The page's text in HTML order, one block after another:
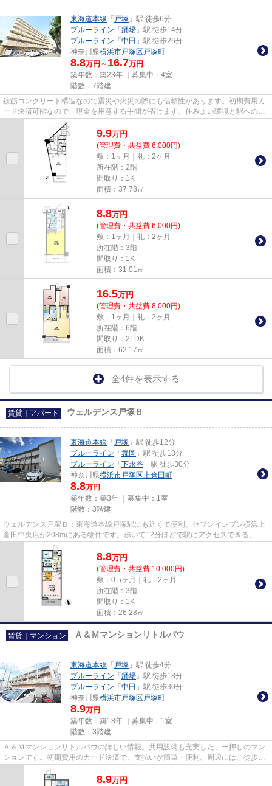
東海道本線 「 戸塚 」駅 徒歩6分
ブルーライン 「 踊場 」駅 徒歩14分
ブルーライン 「 中田 」駅 徒歩26分
神奈川県横浜市戸塚区 戸塚町
8.8万円～ 16.7万円
築年数：築23年 ｜募集中： 4室
階数：7階建
鉄筋コンクリート構造なので震災や火災の際にも信頼性があります。初期費用カ
ード決済可能なので、現金を用意する手間が省けます。住みよい環境と駅へのア
クセスの良さが魅力の徒歩6分...
9.9万円
(管理費・共益費 6,000円)
敷：1ヶ月｜礼：2ヶ月
所在階：2階
間取り：1K
面積：37.78㎡
8.8万円
(管理費・共益費 6,000円)
敷：1ヶ月｜礼：2ヶ月
所在階：3階
間取り：1K
面積：31.01㎡
16.5万円
(管理費・共益費 8,000円)
敷：1ヶ月｜礼：2ヶ月
所在階：6階
間取り：2LDK
面積：62.17㎡
全4件を表示する
賃貸｜アパート ウェルデンス戸塚Ｂ
東海道本線 「 戸塚 」駅 徒歩12分
ブルーライン 「 舞岡 」駅 徒歩18分
ブルーライン 「 下永谷 」駅 徒歩30分
神奈川県横浜市戸塚区上倉田町
8.8万円
築年数：築3年 ｜募集中： 1室
階数：3階建
ウェルデンス戸塚Ｂ：東海道本線戸塚駅にも近くて便利。セブンイレブン横浜上
倉田中央店が208mにある物件です。歩いて12分ほどで駅にアクセスできる、立
地の良さも魅力の物件です。こ...
8.8万円
(管理費・共益費 10,000円)
敷：0.5ヶ月｜礼：2ヶ月
所在階：3階
間取り：1K
面積：26.28㎡
賃貸｜マンション Ａ＆Ｍマンションリトルパウ
東海道本線 「 戸塚 」駅 徒歩4分
ブルーライン 「 踊場 」駅 徒歩18分
ブルーライン 「 中田 」駅 徒歩30分
神奈川県横浜市戸塚区 戸塚町
8.9万円
築年数：築18年 ｜募集中： 1室
階数：3階建
Ａ＆Ｍマンションリトルパウの詳しい情報。共用設備も充実した、一押しのマン
ションです。初期費用のカード決済で、支払いが簡単・便利。周辺には、徒歩4
分で利用できる駅があります。...
8.9万円